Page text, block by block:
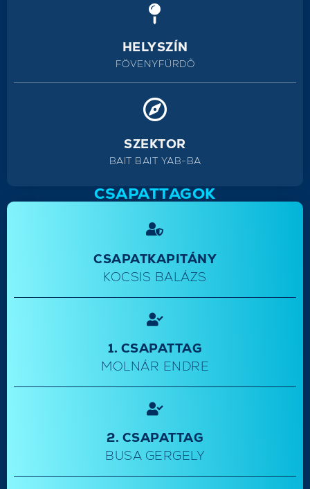
HELYSZÍN
FÖVENYFÜRDŐ
SZEKTOR
BAIT BAIT YAB-BA
CSAPATTAGOK
CSAPATKAPITÁNY
KOCSIS BALÁZS
1. CSAPATTAG
MOLNÁR ENDRE
2. CSAPATTAG
BUSA GERGELY